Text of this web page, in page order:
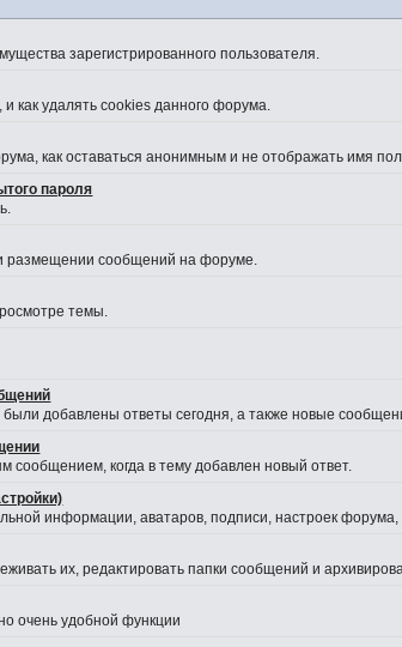
зарегистрированного пользователя.
как удалять cookies данного форума.
как оставаться анонимным и не отображать имя
пароля
размещении сообщений на форуме.
темы.
добавлены ответы сегодня, а также новые
сообщением, когда в тему добавлен новый ответ.
информации, аватаров, подписи, настроек
их, редактировать папки сообщений и
очень удобной функции